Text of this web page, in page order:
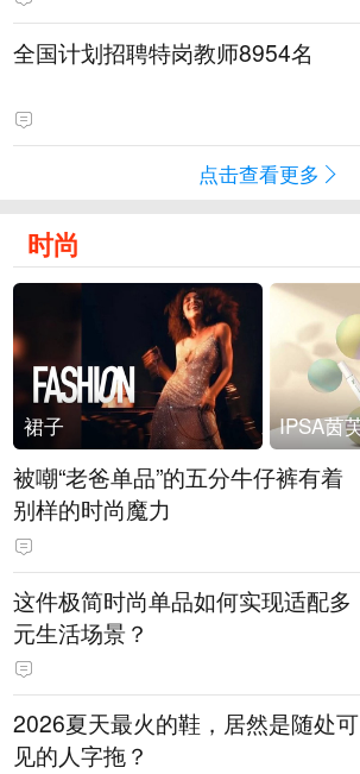
全国计划招聘特岗教师8954名
点击查看更多
时尚
裙子
被嘲“老爸单品”的五分牛仔裤有着
别样的时尚魔力
这件极简时尚单品如何实现适配多
元生活场景？
2026夏天最火的鞋，居然是随处可
见的人字拖？